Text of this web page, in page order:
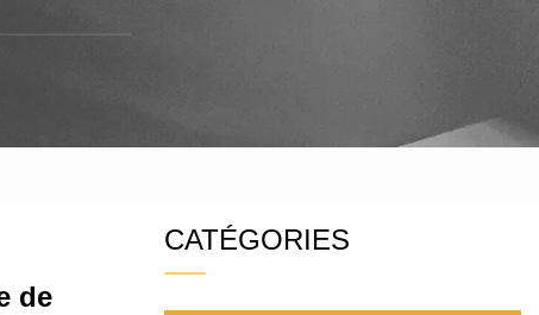
de
CATÉGORIES